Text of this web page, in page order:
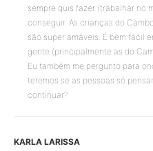
sempre quis fazer (trabalhar no
conseguir. As crianças do
são super amáveis. É bem fácil
gente (principalmente as do
Eu também me pergunto para
teremos se as pessoas só
continuar?
KARLA LARISSA